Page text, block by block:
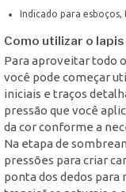
Indicado para
Como utilizar o
Para aproveitar todo
você pode começar
iniciais e traços
pressão que você
da cor conforme a
Na etapa de
pressões para criar
ponta dos dedos para